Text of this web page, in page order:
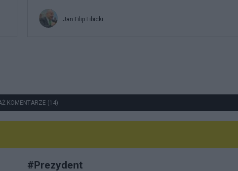
Jan Filip Libicki
KOMENTARZE (14)
#Prezydent